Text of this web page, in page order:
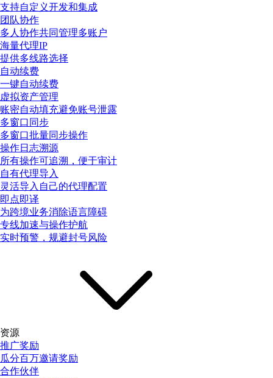
支持自定义开发和集成
团队协作
多人协作共同管理多账户
海量代理IP
提供多线路选择
自动续费
一键自动续费
虚拟资产管理
账密自动填充避免账号泄露
多窗口同步
多窗口批量同步操作
操作日志溯源
所有操作可追溯，便于审计
自有代理导入
灵活导入自己的代理配置
即点即译
为跨境业务消除语言障碍
专线加速与操作护航
实时预警，规避封号风险
资源
推广奖励
瓜分百万邀请奖励
合作伙伴